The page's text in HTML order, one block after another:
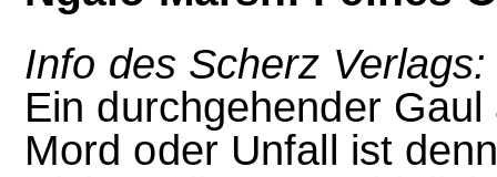
Info des Scherz Verlags:
Ein durchgehender
Mord oder Unfall ist